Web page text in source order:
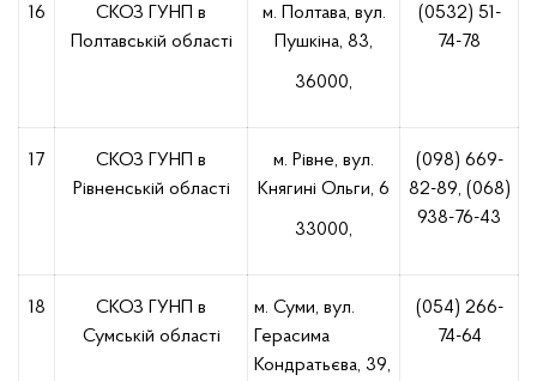
16
СКОЗ ГУНП в
Полтавській області
м. Полтава, вул.
Пушкіна, 83,
36000,
(0532) 51-
74-78
17
СКОЗ ГУНП в
Рівненській області
м. Рівне, вул.
Княгині Ольги, 6
33000,
(098) 669-
82-89, (068)
938-76-43
18
СКОЗ ГУНП в
Сумській області
м. Суми, вул.
Герасима
Кондратьєва, 39,
(054) 266-
74-64